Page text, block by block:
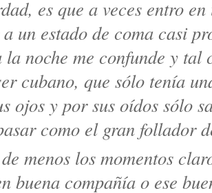
un estado de coma casi
la noche me confunde y tal
cubano, que sólo tenía
ojos y por sus oídos sólo
como el gran follador
menos los momentos